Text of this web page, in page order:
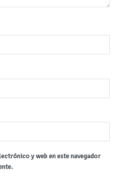
y web en este navegador